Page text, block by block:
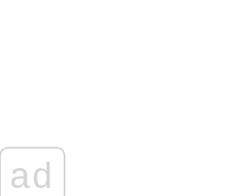
ad